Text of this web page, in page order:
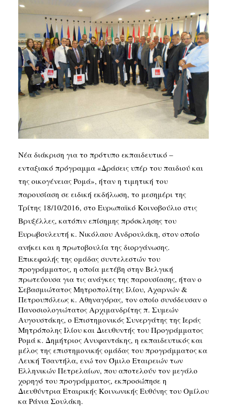
SEARCH
Νέα διάκριση για το πρότυπο εκπαιδευτικό –
ενταξιακό πρόγραμμα «Δράσεις υπέρ του παιδιού και
της οικογένειας Ρομά», ήταν η τιμητική του
παρουσίαση σε ειδική εκδήλωση, το μεσημέρι της
Τρίτης 18/10/2016, στο Ευρωπαϊκό Κοινοβούλιο στις
Βρυξέλλες, κατόπιν επίσημης πρόσκλησης του
Ευρωβουλευτή κ. Νικόλαου Ανδρουλάκη, στον οποίο
ανήκει και η πρωτοβουλία της διοργάνωσης.
Επικεφαλής της ομάδας συντελεστών του
προγράμματος, η οποία μετέβη στην Βελγική
πρωτεύουσα για τις ανάγκες της παρουσίασης, ήταν ο
Σεβασμιώτατος Μητροπολίτης Ιλίου, Αχαρνών &
Πετρουπόλεως κ. Αθηναγόρας, τον οποίο συνόδευσαν ο
Πανοσιολογιώτατος Αρχιμανδρίτης π. Συμεών
Αυγουστάκης, ο Επιστημονικός Συνεργάτης της Ιεράς
Μητρόπολης Ιλίου και Διευθυντής του Προγράμματος
Ρομά κ. Δημήτριος Ανυφαντάκης, η εκπαιδευτικός και
μέλος της επιστημονικής ομάδας του προγράμματος κα
Λευκή Τσαντήλα, ενώ τον Όμιλο Εταιρειών των
Ελληνικών Πετρελαίων, που αποτελούν τον μεγάλο
χορηγό του προγράμματος, εκπροσώπησε η
Διευθύντρια Εταιρικής Κοινωνικής Ευθύνης του Ομίλου
κα Ράνια Σουλάκη.